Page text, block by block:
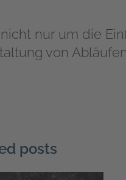
nur um die
von
posts